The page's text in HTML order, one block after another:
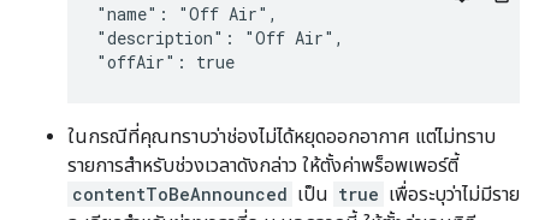
"name": "Off Air",
"description": "Off Air",
ในกรณีที่คุณทราบว่าช่องไม่ได้หยุดออกอากาศ แต่ไม่ทราบ
รายการสำหรับช่วงเวลาดังกล่าว ให้ตั้งค่าพร็อพเพอร์ตี้
contentToBeAnnounced เป็น true เพื่อระบุว่าไม่มีราย